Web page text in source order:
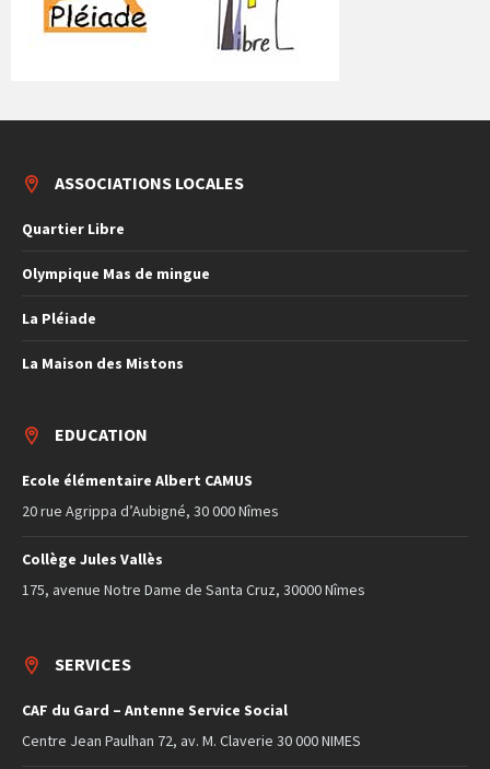
ASSOCIATIONS LOCALES
Quartier Libre
Olympique Mas de mingue
La Pléiade
La Maison des Mistons
EDUCATION
Ecole élémentaire Albert CAMUS
20 rue Agrippa d’Aubigné, 30 000 Nîmes
Collège Jules Vallès
175, avenue Notre Dame de Santa Cruz, 30000 Nîmes
SERVICES
CAF du Gard – Antenne Service Social
Centre Jean Paulhan 72, av. M. Claverie 30 000 NIMES